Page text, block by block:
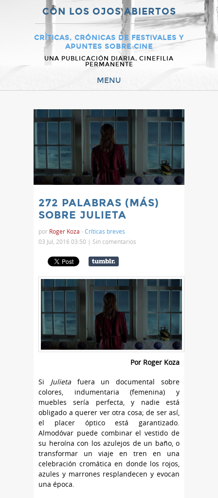
CON LOS OJOS ABIERTOS
CRÍTICAS, CRÓNICAS DE FESTIVALES Y
APUNTES SOBRE CINE
UNA PUBLICACIÓN DIARIA, CINEFILIA
PERMANENTE
MENU
272 PALABRAS (MÁS)
SOBRE JULIETA
por Roger Koza -Críticas breves
03 Jul, 2016 03:50 | Sin comentarios
Por Roger Koza
Si Julieta fuera un documental sobre
colores, indumentaria (femenina) y
muebles sería perfecta, y nadie está
obligado a querer ver otra cosa; de ser así,
el placer óptico está garantizado.
Almodóvar puede combinar el vestido de
su heroína con los azulejos de un baño, o
transformar un viaje en tren en una
celebración cromática en donde los rojos,
azules y marrones resplandecen y evocan
una época.